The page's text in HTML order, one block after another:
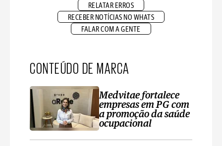
RELATAR ERROS
RECEBER NOTÍCIAS NO WHATS
FALAR COM A GENTE
CONTEÚDO DE MARCA
Medvitae fortalece
empresas em PG com
a promoção da saúde
ocupacional